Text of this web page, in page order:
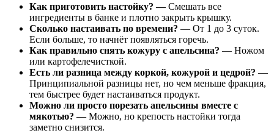
Как приготовить настойку? —Смешать все
ингредиенты в банке и плотно закрыть крышку.
Сколько настаивать по времени? — От 1 до 3 суток.
Если больше, то начнёт появляться горечь.
Как правильно снять кожуру с апельсина? — Ножом
или картофелечисткой.
Есть ли разница между коркой, кожурой и цедрой? —
Принципиальной разницы нет, но чем меньше фракция,
тем быстрее будет настаиваться продукт.
Можно ли просто порезать апельсины вместе с
мякотью? — Можно, но крепость настойки тогда
заметно снизится.